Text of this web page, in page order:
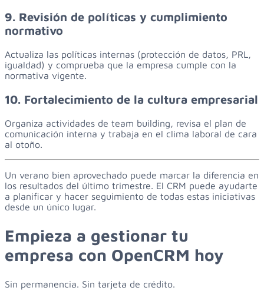
9. Revisión de políticas y cumplimiento
normativo
Actualiza las políticas internas (protección de datos, PRL,
igualdad) y comprueba que la empresa cumple con la
normativa vigente.
10. Fortalecimiento de la cultura empresarial
Organiza actividades de team building, revisa el plan de
comunicación interna y trabaja en el clima laboral de cara
al otoño.
Un verano bien aprovechado puede marcar la diferencia en
los resultados del último trimestre. El CRM puede ayudarte
a planificar y hacer seguimiento de todas estas iniciativas
desde un único lugar.
Empieza a gestionar tu
empresa con OpenCRM hoy
Sin permanencia. Sin tarjeta de crédito.